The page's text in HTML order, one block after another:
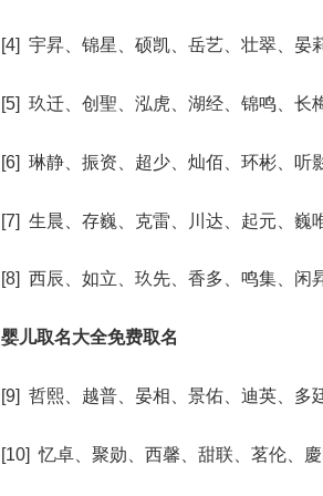
[4] 宇昇、锦星、硕凯、岳艺、壮翠、晏
[5] 玖迁、创聖、泓虎、湖经、锦鸣、长
[6] 琳静、振资、超少、灿佰、环彬、听
[7] 生晨、存巍、克雷、川达、起元、巍
[8] 西辰、如立、玖先、香多、鸣集、闲
婴儿取名大全免费取名
[9] 哲熙、越普、晏相、景佑、迪英、多
[10] 忆卓、聚勋、西馨、甜联、茗伦、